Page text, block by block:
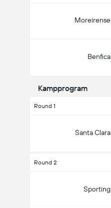
Moreirense
Benfica
Kampprogram
Round 1
Santa Clara
Round 2
Sporting